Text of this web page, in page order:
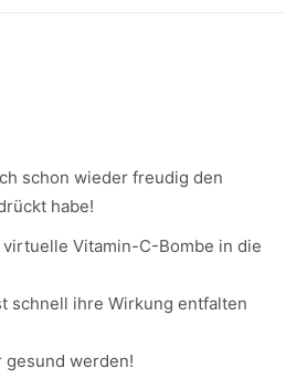
schon wieder freudig den
habe!
virtuelle Vitamin-C-Bombe in die
schnell ihre Wirkung entfalten
gesund werden!